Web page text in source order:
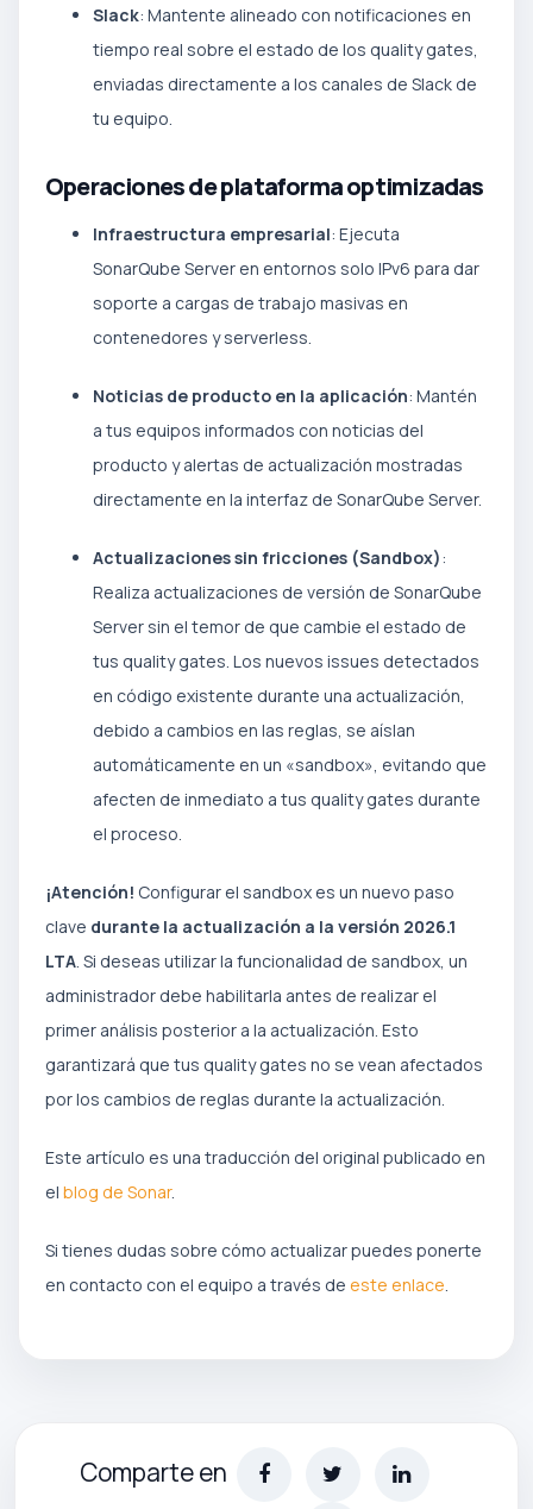
Slack: Mantente alineado con notificaciones en
tiempo real sobre el estado de los quality gates,
enviadas directamente a los canales de Slack de
tu equipo.
Operaciones de plataforma optimizadas
Infraestructura empresarial: Ejecuta
SonarQube Server en entornos solo IPv6 para dar
soporte a cargas de trabajo masivas en
contenedores y serverless.
Noticias de producto en la aplicación: Mantén
a tus equipos informados con noticias del
producto y alertas de actualización mostradas
directamente en la interfaz de SonarQube Server.
Actualizaciones sin fricciones (Sandbox):
Realiza actualizaciones de versión de SonarQube
Server sin el temor de que cambie el estado de
tus quality gates. Los nuevos issues detectados
en código existente durante una actualización,
debido a cambios en las reglas, se aíslan
automáticamente en un «sandbox», evitando que
afecten de inmediato a tus quality gates durante
el proceso.
¡Atención! Configurar el sandbox es un nuevo paso
clave durante la actualización a la versión 2026.1
LTA. Si deseas utilizar la funcionalidad de sandbox, un
administrador debe habilitarla antes de realizar el
primer análisis posterior a la actualización. Esto
garantizará que tus quality gates no se vean afectados
por los cambios de reglas durante la actualización.
Este artículo es una traducción del original publicado en
el blog de Sonar.
Si tienes dudas sobre cómo actualizar puedes ponerte
en contacto con el equipo a través de este enlace.
Comparte en